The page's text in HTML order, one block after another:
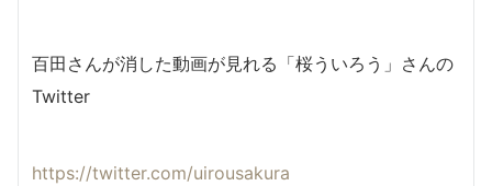
百田さんが消した動画が見れる「桜ういろう」さんの
Twitter
https://twitter.com/uirousakura